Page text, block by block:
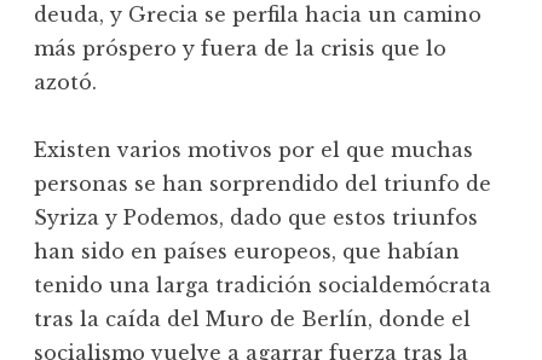
deuda, y Grecia se perfila hacia un camino
más próspero y fuera de la crisis que lo
azotó.
Existen varios motivos por el que muchas
personas se han sorprendido del triunfo de
Syriza y Podemos, dado que estos triunfos
han sido en países europeos, que habían
tenido una larga tradición socialdemócrata
tras la caída del Muro de Berlín, donde el
socialismo vuelve a agarrar fuerza tras la